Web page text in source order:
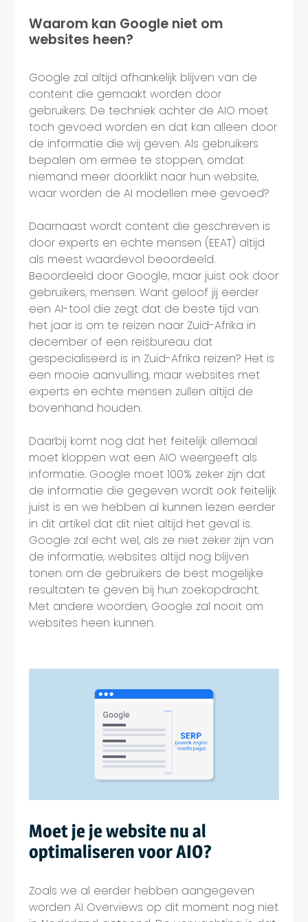
Waarom kan Google niet om
websites heen?
Google zal altijd afhankelijk blijven van de
content die gemaakt worden door
gebruikers. De techniek achter de AIO moet
toch gevoed worden en dat kan alleen door
de informatie die wij geven. Als gebruikers
bepalen om ermee te stoppen, omdat
niemand meer doorklikt naar hun website,
waar worden de AI modellen mee gevoed?
Daarnaast wordt content die geschreven is
door experts en echte mensen (EEAT) altijd
als meest waardevol beoordeeld.
Beoordeeld door Google, maar juist ook door
gebruikers, mensen. Want geloof jij eerder
een AI-tool die zegt dat de beste tijd van
het jaar is om te reizen naar Zuid-Afrika in
december of een reisbureau dat
gespecialiseerd is in Zuid-Afrika reizen? Het is
een mooie aanvulling, maar websites met
experts en echte mensen zullen altijd de
bovenhand houden.
Daarbij komt nog dat het feitelijk allemaal
moet kloppen wat een AIO weergeeft als
informatie. Google moet 100% zeker zijn dat
de informatie die gegeven wordt ook feitelijk
juist is en we hebben al kunnen lezen eerder
in dit artikel dat dit niet altijd het geval is.
Google zal echt wel, als ze niet zeker zijn van
de informatie, websites altijd nog blijven
tonen om de gebruikers de best mogelijke
resultaten te geven bij hun zoekopdracht.
Met andere woorden, Google zal nooit om
websites heen kunnen.
Moet je je website nu al
optimaliseren voor AIO?
Zoals we al eerder hebben aangegeven
worden AI Overviews op dit moment nog niet